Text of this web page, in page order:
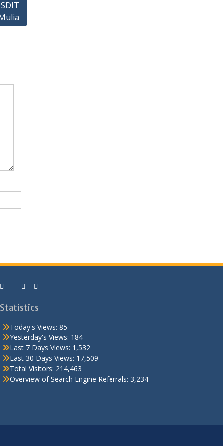
Statistics
Today's Views:85
Yesterday's Views: 184
Last 7 Days Views: 1,532
Last 30 Days Views: 17,509
Total Visitors: 214,463
Overview of Search Engine Referrals: 3,234